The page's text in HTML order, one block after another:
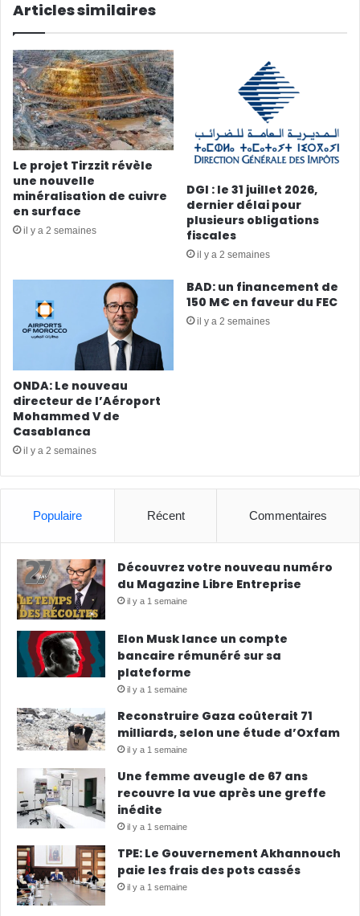
Articles similaires
Le projet Tirzzit révèle
une nouvelle
minéralisation de cuivre
en surface
il y a 2 semaines
DGI : le 31 juillet 2026,
dernier délai pour
plusieurs obligations
fiscales
il y a 2 semaines
ONDA: Le nouveau
directeur de l’Aéroport
Mohammed V de
Casablanca
il y a 2 semaines
BAD: un financement de
150 M€ en faveur du FEC
il y a 2 semaines
Populaire Récent Commentaires
Découvrez votre nouveau numéro
du Magazine Libre Entreprise
il y a 1 semaine
Elon Musk lance un compte
bancaire rémunéré sur sa
plateforme
il y a 1 semaine
Reconstruire Gaza coûterait 71
milliards, selon une étude d’Oxfam
il y a 1 semaine
Une femme aveugle de 67 ans
recouvre la vue après une greffe
inédite
il y a 1 semaine
TPE: Le Gouvernement Akhannouch
paie les frais des pots cassés
il y a 1 semaine